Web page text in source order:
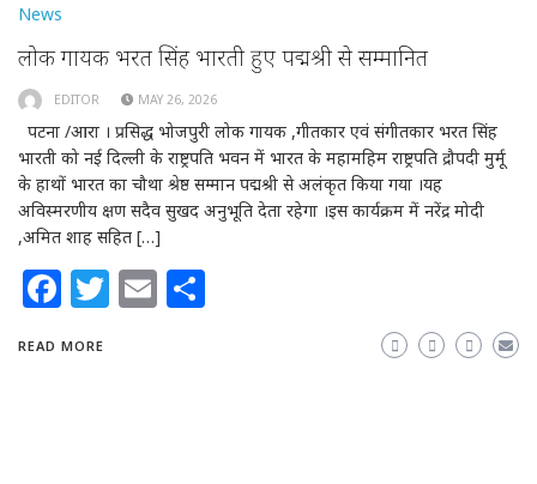
News
लोक गायक भरत सिंह भारती हुए पद्मश्री से सम्मानित
EDITOR MAY 26, 2026
पटना /आरा । प्रसिद्ध भोजपुरी लोक गायक ,गीतकार एवं संगीतकार भरत सिंह
भारती को नई दिल्ली के राष्ट्रपति भवन में भारत के महामहिम राष्ट्रपति द्रौपदी मुर्मू
के हाथों भारत का चौथा श्रेष्ठ सम्मान पद्मश्री से अलंकृत किया गया ।यह
अविस्मरणीय क्षण सदैव सुखद अनुभूति देता रहेगा ।इस कार्यक्रम में नरेंद्र मोदी
,अमित शाह सहित […]
Facebook
Twitter
Email
READ MORE